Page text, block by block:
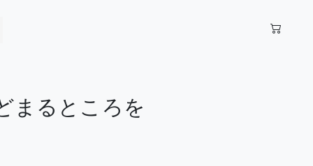
まるところを